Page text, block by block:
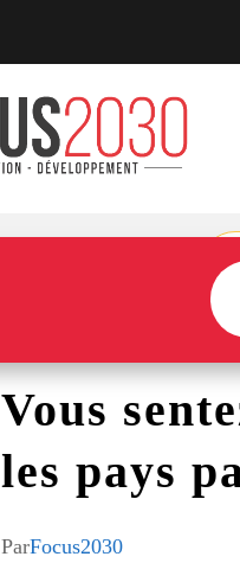
Vous
les pays
ParFocus2030